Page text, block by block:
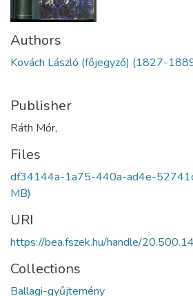
Authors
Kovách László (főjegyző) (1827-
Publisher
Ráth Mór,
Files
df34144a-1a75-440a-ad4e-
MB)
URI
https://bea.fszek.hu/handle/
Collections
Ballagi-gyűjtemény